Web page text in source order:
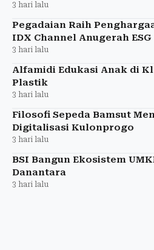
3 hari lalu
Pegadaian Raih
IDX Channel Anugerah ESG
3 hari lalu
Alfamidi Edukasi Anak di
Plastik
3 hari lalu
Filosofi Sepeda Bamsut
Digitalisasi Kulonprogo
3 hari lalu
BSI Bangun Ekosistem
Danantara
3 hari lalu